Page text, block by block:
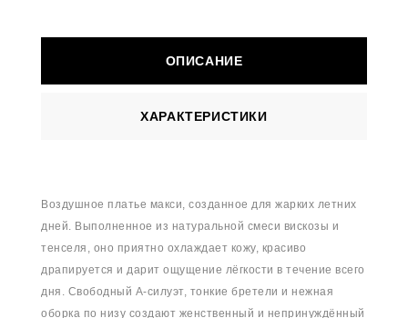
ОПИСАНИЕ
ХАРАКТЕРИСТИКИ
Воздушное платье макси, созданное для жарких летних
дней. Выполненное из натуральной смеси вискозы и
тенселя, оно приятно охлаждает кожу, красиво
драпируется и дарит ощущение лёгкости в течение всего
дня. Свободный А-силуэт, тонкие бретели и нежная
оборка по низу создают женственный и непринуждённый